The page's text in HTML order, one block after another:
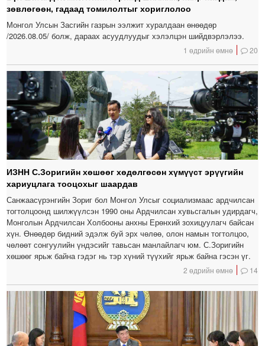
зөвлөгөөн, гадаад томилолтыг хориглолоо
Монгол Улсын Засгийн газрын ээлжит хуралдаан өнөөдөр
/2026.08.05/ болж, дараах асуудлуудыг хэлэлцэн шийдвэрлэлээ.
1 өдрийн өмнө 20
ИЗНН С.Зоригийн хөшөөг хөдөлгөсөн хүмүүст эрүүгийн
хариуцлага тооцохыг шаардав
Санжаасүрэнгийн Зориг бол Монгол Улсыг социализмаас ардчилсан
тогтолцоонд шилжүүлсэн 1990 оны Ардчилсан хувьсгалын удирдагч,
Монголын Ардчилсан Холбооны анхны Ерөнхий зохицуулагч байсан
хүн. Өнөөдөр бидний эдэлж буй эрх чөлөө, олон намын тогтолцоо,
чөлөөт сонгуулийн үндэсийг тавьсан манлайлагч юм. С.Зоригийн
хөшөөг ярьж байна гэдэг нь тэр хүний түүхийг ярьж байна гэсэн үг.
2 өдрийн өмнө 14